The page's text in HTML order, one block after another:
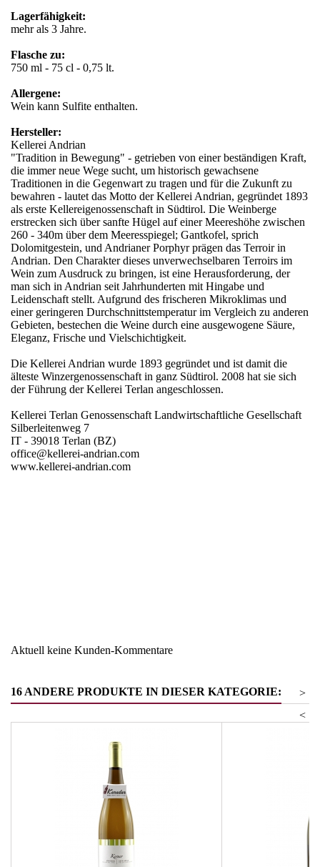
Lagerfähigkeit:
mehr als 3 Jahre.
Flasche zu:
750 ml - 75 cl - 0,75 lt.
Allergene:
Wein kann Sulfite enthalten.
Hersteller:
Kellerei Andrian
"Tradition in Bewegung" - getrieben von einer beständigen Kraft,
die immer neue Wege sucht, um historisch gewachsene
Traditionen in die Gegenwart zu tragen und für die Zukunft zu
bewahren - lautet das Motto der Kellerei Andrian, gegründet 1893
als erste Kellereigenossenschaft in Südtirol. Die Weinberge
erstrecken sich über sanfte Hügel auf einer Meereshöhe zwischen
260 - 340m über dem Meeresspiegel; Gantkofel, sprich
Dolomitgestein, und Andrianer Porphyr prägen das Terroir in
Andrian. Den Charakter dieses unverwechselbaren Terroirs im
Wein zum Ausdruck zu bringen, ist eine Herausforderung, der
man sich in Andrian seit Jahrhunderten mit Hingabe und
Leidenschaft stellt. Aufgrund des frischeren Mikroklimas und
einer geringeren Durchschnittstemperatur im Vergleich zu anderen
Gebieten, bestechen die Weine durch eine ausgewogene Säure,
Eleganz, Frische und Vielschichtigkeit.
Die Kellerei Andrian wurde 1893 gegründet und ist damit die
älteste Winzergenossenschaft in ganz Südtirol. 2008 hat sie sich
der Führung der Kellerei Terlan angeschlossen.
Kellerei Terlan Genossenschaft Landwirtschaftliche Gesellschaft
Silberleitenweg 7
IT - 39018 Terlan (BZ)
office@kellerei-andrian.com
www.kellerei-andrian.com
Aktuell keine Kunden-Kommentare
16 ANDERE PRODUKTE IN DIESER KATEGORIE:
>
<